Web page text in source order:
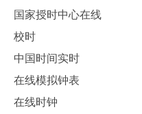
国家授时中心在线
校时
中国时间实时
在线模拟钟表
在线时钟